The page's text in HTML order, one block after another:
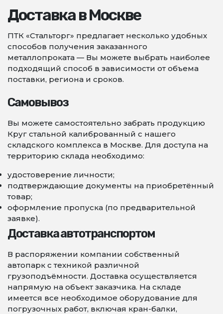
Доставка в Москве
ПТК «Стальторг» предлагает несколько удобных
способов получения заказанного
металлопроката — Вы можете выбрать наиболее
подходящий способ в зависимости от объема
поставки, региона и сроков.
Самовывоз
Вы можете самостоятельно забрать продукцию
Круг стальной калиброванный с нашего
складского комплекса в Москве. Для доступа на
территорию склада необходимо:
удостоверение личности;
подтверждающие документы на приобретённый
товар;
оформление пропуска (по предварительной
заявке).
Доставка автотранспортом
В распоряжении компании собственный
автопарк с техникой различной
грузоподъёмности. Доставка осуществляется
напрямую на объект заказчика. На складе
имеется все необходимое оборудование для
погрузочных работ, включая кран-балки,